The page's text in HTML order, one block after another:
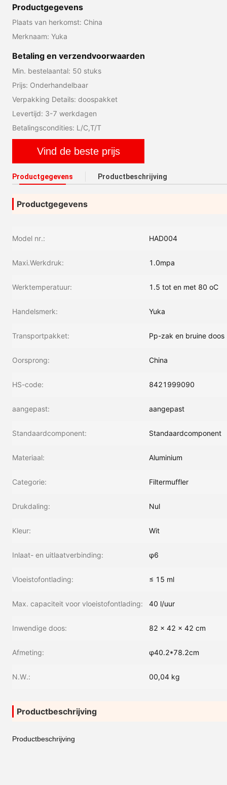
Productgegevens
Plaats van herkomst: China
Merknaam: Yuka
Betaling en verzendvoorwaarden
Min. bestelaantal: 50 stuks
Prijs: Onderhandelbaar
Verpakking Details: doospakket
Levertijd: 3-7 werkdagen
Betalingscondities: L/C,T/T
Vind de beste prijs
Productgegevens Productbeschrijving
Productgegevens
Model nr.: HAD004
Maxi.Werkdruk: 1.0mpa
Werktemperatuur: 1.5 tot en met 80 oC
Handelsmerk: Yuka
Transportpakket: Pp-zak en bruine doos
Oorsprong: China
HS-code: 8421999090
aangepast: aangepast
Standaardcomponent: Standaardcomponent
Materiaal: Aluminium
Categorie: Filtermuffler
Drukdaling: Nul
Kleur: Wit
Inlaat- en uitlaatverbinding: φ6
Vloeistofontlading: ≤ 15 ml
Max. capaciteit voor vloeistofontlading: 40 l/uur
Inwendige doos: 82 x 42 x 42 cm
Afmeting: φ40.2*78.2cm
N.W.: 00,04 kg
Productbeschrijving
Productbeschrijving